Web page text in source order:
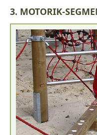
3. MOTORIK-